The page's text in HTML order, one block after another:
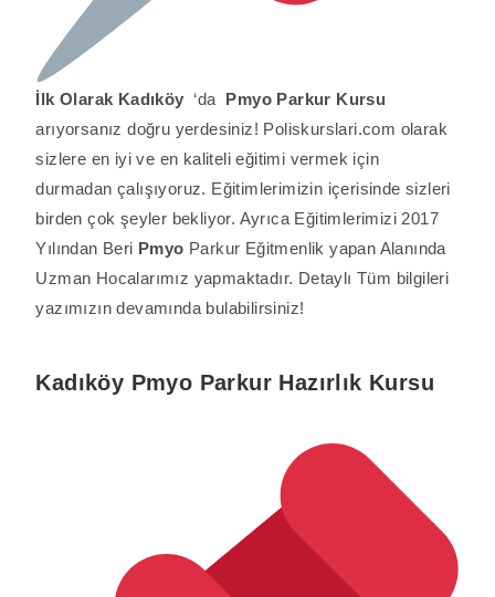
İlk Olarak Kadıköy ‘da Pmyo Parkur Kursu
arıyorsanız doğru yerdesiniz! Poliskurslari.com olarak
sizlere en iyi ve en kaliteli eğitimi vermek için
durmadan çalışıyoruz. Eğitimlerimizin içerisinde sizleri
birden çok şeyler bekliyor. Ayrıca Eğitimlerimizi 2017
Yılından Beri Pmyo Parkur Eğitmenlik yapan Alanında
Uzman Hocalarımız yapmaktadır. Detaylı Tüm bilgileri
yazımızın devamında bulabilirsiniz!
Kadıköy Pmyo Parkur Hazırlık Kursu